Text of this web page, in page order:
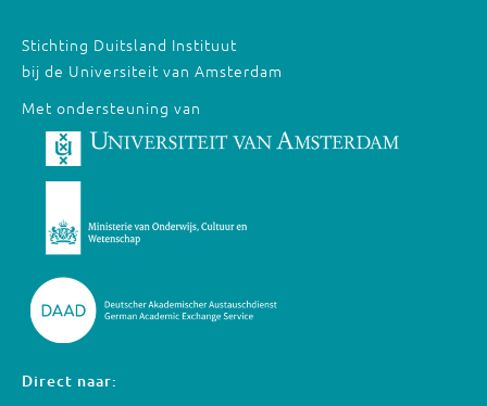
Stichting Duitsland Instituut
bij de Universiteit van Amsterdam
Met ondersteuning van
Direct naar: